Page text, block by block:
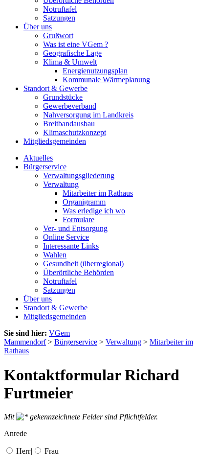
Notruftafel
Satzungen
Über uns
Grußwort
Was ist eine VGem ?
Geografische Lage
Klima & Umwelt
Energienutzungsplan
Kommunale Wärmeplanung
Standort & Gewerbe
Grundstücke
Gewerbeverband
Nahversorgung im Landkreis
Breitbandausbau
Klimaschutzkonzept
Mitgliedsgemeinden
Aktuelles
Bürgerservice
Verwaltungsgliederung
Verwaltung
Mitarbeiter im Rathaus
Organigramm
Was erledige ich wo
Formulare
Ver- und Entsorgung
Online Service
Interessante Links
Wahlen
Gesundheit (überregional)
Überörtliche Behörden
Notruftafel
Satzungen
Über uns
Standort & Gewerbe
Mitgliedsgemeinden
Sie sind hier: VGem
Mammendorf> Bürgerservice > Verwaltung > Mitarbeiter im
Rathaus
Kontaktformular Richard
Furtmeier
Mit
gekennzeichnete Felder sind Pflichtfelder.
Anrede
Herr| Frau